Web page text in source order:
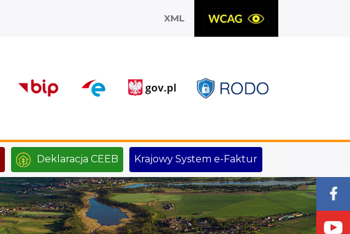
XML
Deklaracja CEEB Krajowy System e-Faktur